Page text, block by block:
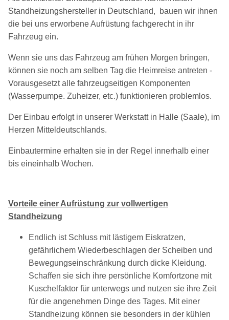
Standheizungshersteller in Deutschland, bauen wir ihnen
die bei uns erworbene Aufrüstung fachgerecht in ihr
Fahrzeug ein.
Wenn sie uns das Fahrzeug am frühen Morgen bringen,
können sie noch am selben Tag die Heimreise antreten -
Vorausgesetzt alle fahrzeugseitigen Komponenten
(Wasserpumpe. Zuheizer, etc.) funktionieren problemlos.
Der Einbau erfolgt in unserer Werkstatt in Halle (Saale), im
Herzen Mitteldeutschlands.
Einbautermine erhalten sie in der Regel innerhalb einer
bis eineinhalb Wochen.
Vorteile einer Aufrüstung zur vollwertigen
Standheizung
Endlich ist Schluss mit lästigem Eiskratzen,
gefährlichem Wiederbeschlagen der Scheiben und
Bewegungseinschränkung durch dicke Kleidung.
Schaffen sie sich ihre persönliche Komfortzone mit
Kuschelfaktor für unterwegs und nutzen sie ihre Zeit
für die angenehmen Dinge des Tages. Mit einer
Standheizung können sie besonders in der kühlen